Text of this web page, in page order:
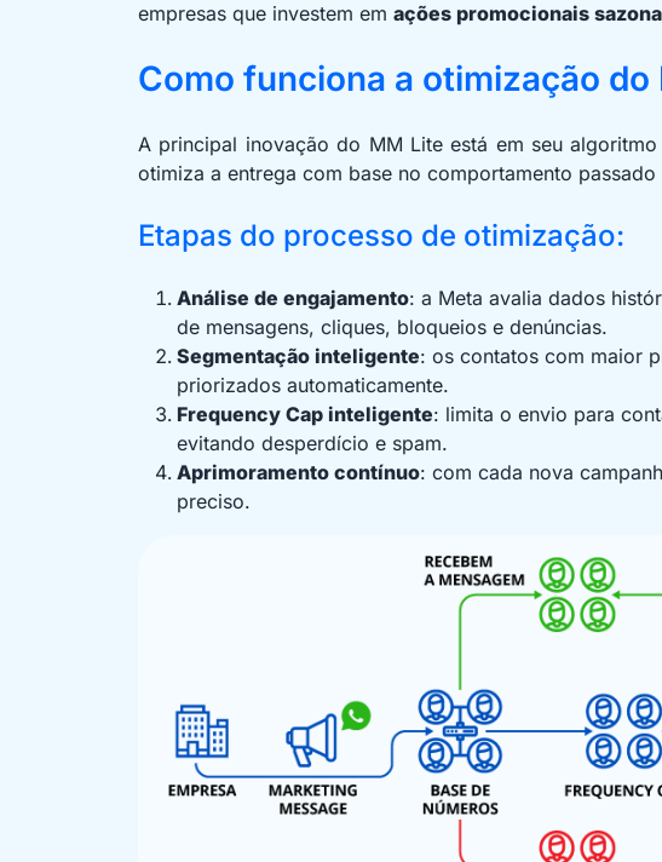
empresas que investem em ações promocionais
Como funciona a otimização do
A principal inovação do MM Lite está em seu
otimiza a entrega com base no comportamento
Etapas do processo de otimização:
Análise de engajamento: a Meta avalia dados
de mensagens, cliques, bloqueios e denúncias.
Segmentação inteligente: os contatos com maior
priorizados automaticamente.
Frequency Cap inteligente: limita o envio para
evitando desperdício e spam.
Aprimoramento contínuo: com cada nova
preciso.